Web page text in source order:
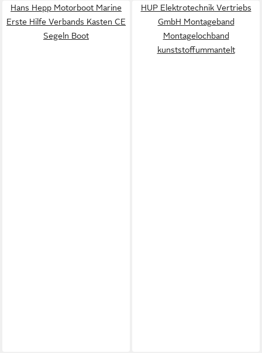
Hans Hepp Motorboot Marine
Erste Hilfe Verbands Kasten CE
Segeln Boot
HUP Elektrotechnik Vertriebs
GmbH Montageband
Montagelochband
kunststoffummantelt